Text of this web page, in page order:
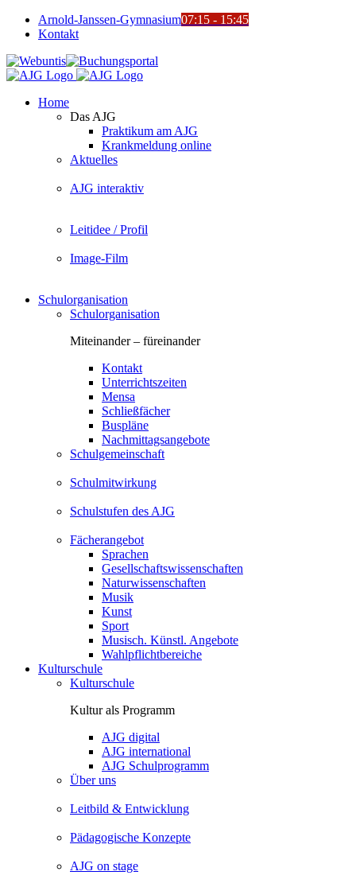
Zum
Inhalt
Arnold-Janssen-Gymnasium07:15 - 15:45
Kontakt
YouTube
Facebook
Instagram
Benutzerdefiniert
Webuntis Buchungsportal
Home
Das AJG
Praktikum am AJG
Krankmeldung online
Aktuelles
AJG interaktiv
Leitidee / Profil
Image-Film
Schulorganisation
Schulorganisation
Miteinander – füreinander
Kontakt
Unterrichtszeiten
Mensa
Schließfächer
Buspläne
Nachmittagsangebote
Schulgemeinschaft
Schulmitwirkung
Schulstufen des AJG
Fächerangebot
Sprachen
Gesellschaftswissenschaften
Naturwissenschaften
Musik
Kunst
Sport
Musisch. Künstl. Angebote
Wahlpflichtbereiche
Kulturschule
Kulturschule
Kultur als Programm
AJG digital
AJG international
AJG Schulprogramm
Über uns
Leitbild & Entwicklung
Pädagogische Konzepte
AJG on stage